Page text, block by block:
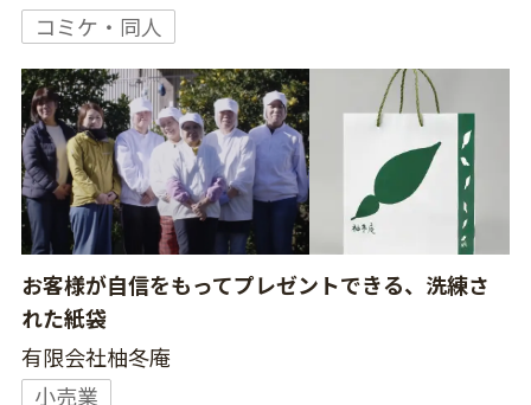
コミケ・同人
お客様が自信をもってプレゼントできる、洗練さ
れた紙袋
有限会社柚冬庵
小売業